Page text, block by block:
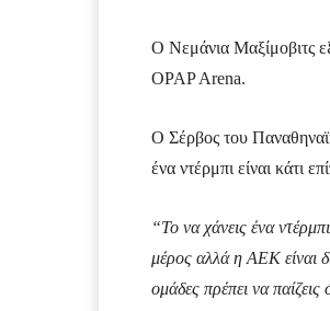
Ο Νεμάνια Μαξίμοβιτς
OPAP Arena.
Ο Σέρβος του
ένα ντέρμπι είναι κάτι
“Το να χάνεις ένα
μέρος αλλά η ΑΕΚ είναι
ομάδες πρέπει να